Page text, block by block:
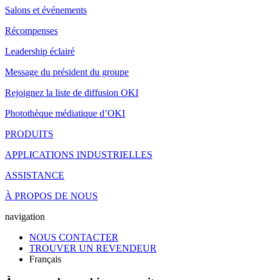
Salons et événements
Récompenses
Leadership éclairé
Message du président du groupe
Rejoignez la liste de diffusion OKI
Photothèque médiatique d’OKI
PRODUITS
APPLICATIONS INDUSTRIELLES
ASSISTANCE
À PROPOS DE NOUS
navigation
NOUS CONTACTER
TROUVER UN REVENDEUR
Français